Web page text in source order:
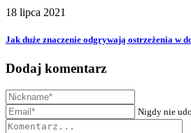
18 lipca 2021
Jak duże znaczenie odgrywają ostrzeżenia w
Dodaj komentarz
Nigdy nie